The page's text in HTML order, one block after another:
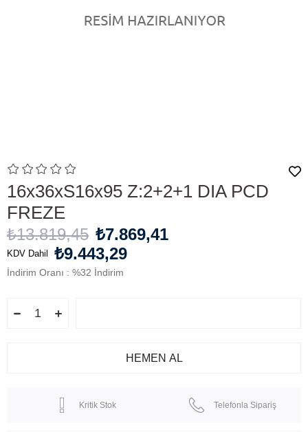
16x36xS16x95 Z:2+2+1 DIA PCD
FREZE
₺13.819,45 ₺7.869,41
KDV Dahil ₺9.443,29
İndirim Oranı : %32 İndirim
Kritik Stok Telefonla Sipariş